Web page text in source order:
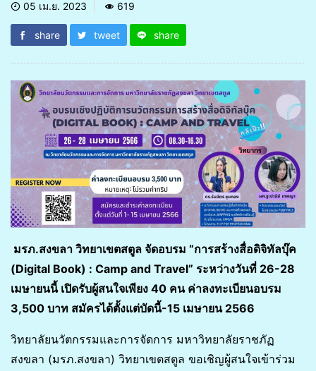
05 เม.ย. 2023 619
share tweet share
มรภ.สงขลา วิทยาเขตสตูล จัดอบรม “การสร้างสื่อดิจิทัลบุ๊ค
(Digital Book) : Camp and Travel” ระหว่างวันที่ 26-28
เมษายนนี้ เปิดรับผู้สนใจเพียง 40 คน ค่าลงทะเบียนอบรม
3,500 บาท สมัครได้ตั้งแต่บัดนี้-15 เมษายน 2566
วิทยาลัยนวัตกรรมและการจัดการ มหาวิทยาลัยราชภัฏ
สงขลา (มรภ.สงขลา) วิทยาเขตสตูล ขอเชิญผู้สนใจเข้าร่วม